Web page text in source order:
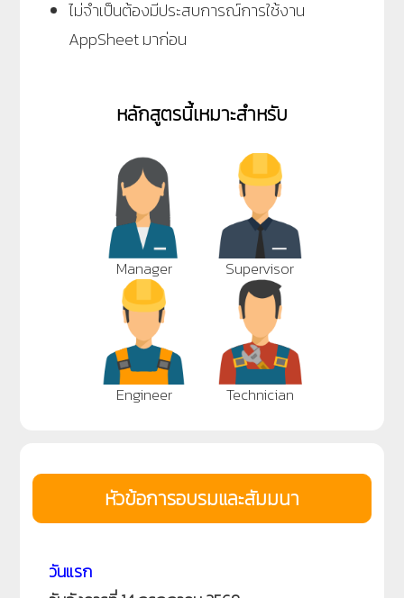
ไม่จำเป็นต้องมีประสบการณ์การใช้งาน
AppSheet มาก่อน
หลักสูตรนี้เหมาะสำหรับ
Manager Supervisor
Engineer Technician
หัวข้อการอบรมและสัมมนา
วันแรก